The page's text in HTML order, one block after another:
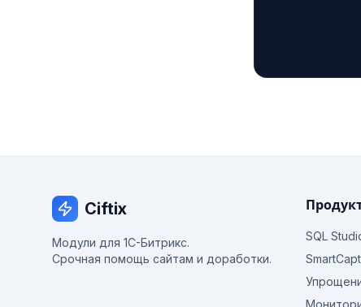
Ciftix
Модули для 1С-Битрикс.
Срочная помощь сайтам и доработки.
SQL